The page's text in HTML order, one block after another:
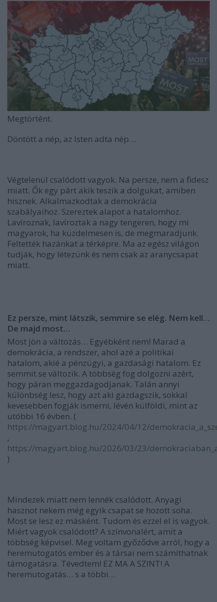
Megtörtént.
Döntött a nép, az Isten adta nép…
Végtelenül csalódott vagyok. Na persze, nem a fidesz
miatt. Ők egy párt akik teszik a dolgukat, amiben
hisznek. Alkalmazkodtak a demokrácia
szabályaihoz. Szereztek alapot a hatalomhoz.
Lavíroznak, lavíroztak a nagy tengeren, hogy mi
magyarok, ha küzdelmesen is, de megmaradjunk.
Feltették hazánkat a térképre. Ma az egész világon
tudják, hogy létezünk és nem csak az aranycsapat
miatt.
Ez persze, mint látszik, semmire se elég. Nem kell…
De majd most…
Most jön a változás… Egyébként nem! Marad a
demokrácia, a rendszer, ahol azé a politikai
hatalom, akié a pénzügyi, a gazdasági hatalom. Ez
semmit se változik. A többség fog dolgozni azért,
hogy páran meggazdagodjanak. Talán annyi
különbség lesz, hogy azt aki gazdagszik, sokkal
kevesebben fogják ismerni, lévén külföldi, mint az
utóbbi 16 évben. (
https://magyart.blog.hu/2024/04/12/
,
https://magyart.blog.hu/2026/03/23/
)
Mindezek miatt nem lennék csalódott. Anyagi
hasznot nekem még egyik csapat se hozott soha.
Most se lesz ez másként. Tudom és ezzel el is vagyok.
Miért vagyok csalódott? A színvonalért, amit a
többség képvisel. Meg voltam győződve arról, hogy a
heremutogatós ember és a társai nem számíthatnak
támogatásra. Tévedtem! EZ MA A SZINT! A
heremutogatás… s a többi…